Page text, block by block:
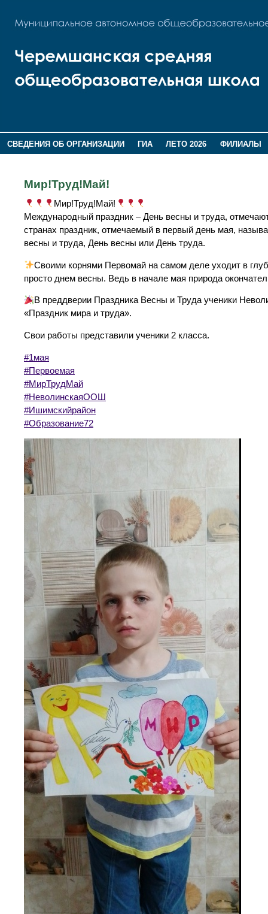
СВЕДЕНИЯ ОБ ОРГАНИЗАЦИИ ГИА ЛЕТО 2026
ФИЛИАЛЫ
Мир!Труд!Май!
Мир!Труд!Май!
Международный праздник – День весны и труда,
странах праздник, отмечаемый в первый день мая,
весны и труда, День весны или День труда.
Своими корнями Первомай на самом деле уходит в
просто днем весны. Ведь в начале мая природа
В преддверии Праздника Весны и Труда ученики
«Праздник мира и труда».
Свои работы представили ученики 2 класса.
#1мая
#Первоемая
#МирТрудМай
#НеволинскаяООШ
#Ишимскийрайон
#Образование72